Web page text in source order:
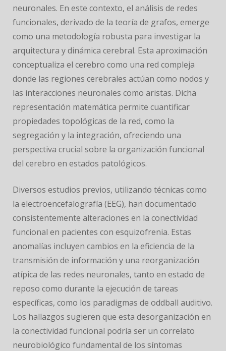
neuronales. En este contexto, el análisis de redes
funcionales, derivado de la teoría de grafos, emerge
como una metodología robusta para investigar la
arquitectura y dinámica cerebral. Esta aproximación
conceptualiza el cerebro como una red compleja
donde las regiones cerebrales actúan como nodos y
las interacciones neuronales como aristas. Dicha
representación matemática permite cuantificar
propiedades topológicas de la red, como la
segregación y la integración, ofreciendo una
perspectiva crucial sobre la organización funcional
del cerebro en estados patológicos.
Diversos estudios previos, utilizando técnicas como
la electroencefalografía (EEG), han documentado
consistentemente alteraciones en la conectividad
funcional en pacientes con esquizofrenia. Estas
anomalías incluyen cambios en la eficiencia de la
transmisión de información y una reorganización
atípica de las redes neuronales, tanto en estado de
reposo como durante la ejecución de tareas
específicas, como los paradigmas de oddball auditivo.
Los hallazgos sugieren que esta desorganización en
la conectividad funcional podría ser un correlato
neurobiológico fundamental de los síntomas